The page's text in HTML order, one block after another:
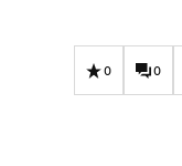
Effectiviteit
Gedragsverandering
0 0